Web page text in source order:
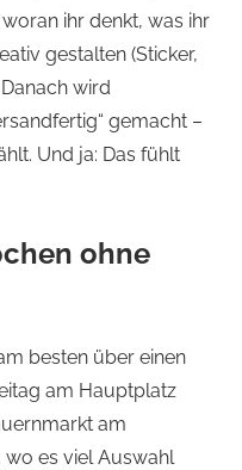
ihr denkt, was ihr
gestalten (Sticker,
wird
gemacht –
Und ja: Das fühlt
ohne
besten über einen
am Hauptplatz
am
wo es viel Auswahl